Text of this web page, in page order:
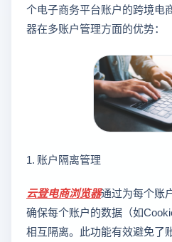
个电子商务平台账户的跨境电
器在多账户管理方面的优势：
1. 账户隔离管理
云登电商浏览器通过为每个账
确保每个账户的数据（如
相互隔离。此功能有效避免了